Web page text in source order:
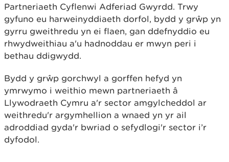
Partneriaeth Cyflenwi Adferiad Gwyrdd. Trwy
gyfuno eu harweinyddiaeth dorfol, bydd y grŵp yn
gyrru gweithredu yn ei flaen, gan ddefnyddio eu
rhwydweithiau a'u hadnoddau er mwyn peri i
bethau ddigwydd.
Bydd y grŵp gorchwyl a gorffen hefyd yn
ymrwymo i weithio mewn partneriaeth â
Llywodraeth Cymru a'r sector amgylcheddol ar
weithredu'r argymhellion a wnaed yn yr ail
adroddiad gyda'r bwriad o sefydlogi'r sector i’r
dyfodol.